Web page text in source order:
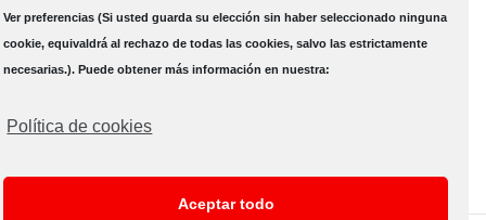
Ver preferencias (Si usted guarda su elección sin haber seleccionado ninguna
cookie, equivaldrá al rechazo de todas las cookies, salvo las estrictamente
necesarias.). Puede obtener más información en nuestra:
Política de cookies
Aceptar todo
Ver todos los Eventos